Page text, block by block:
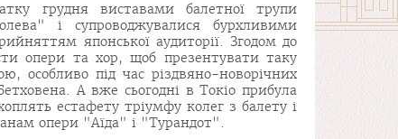
грудня виставами балетної трупи
і супроводжувалися бурхливими
японської аудиторії. Згодом до
опери та хор, щоб презентувати таку
особливо під час різдвяно-новорічних
А вже сьогодні в Токіо прибула
естафету тріумфу колег з балету і
опери "Аїда" і "Турандот".